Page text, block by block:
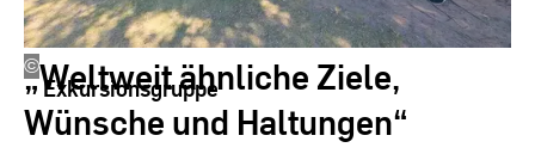
©
Peter
Engert
Exkursionsgruppe
„Weltweit ähnliche Ziele,
Wünsche und Haltungen“